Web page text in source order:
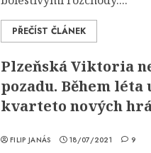
PŘEČÍST ČLÁNEK
Plzeňská Viktoria
pozadu. Během
kvarteto nových
FILIP JANÁS 18/07/2021 9